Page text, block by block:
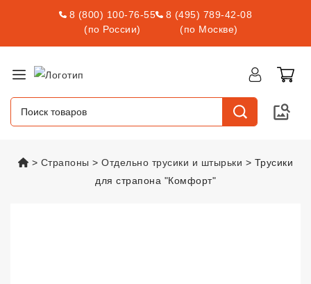
8 (800) 100-76-55
(по России)
8 (495) 789-42-08
(по Москве)
vsexshop.ru
Страпоны Отдельно трусики и штырьки
Трусики
для страпона "Комфорт"